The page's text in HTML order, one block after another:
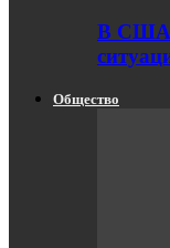
В США
Общество